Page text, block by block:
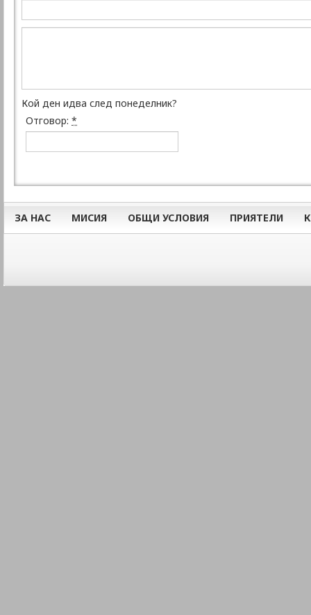
Кой ден идва след понеделник?
Отговор: *
ЗА НАС МИСИЯ ОБЩИ УСЛОВИЯ ПРИЯТЕЛИ